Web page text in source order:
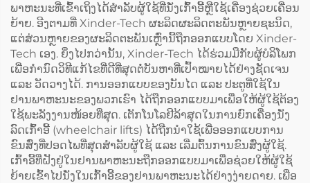
ພາຫະນະທີ່ເຂົ້າເຖິງໄດ້ສຳລັບຜູ້ໃຊ້ທີ່ນັ່ງເກົ້າອີ້ຫຼືໃຊ້ເຄື່ອງຊ່ວຍເຄື່ອນ
ຍ້າຍ. ອີງຕາມທີ່ Xinder-Tech ຜະລິດຜະລິດຕະພັນຫຼາຍຊະນິດ,
ແຕ່ສ່ວນຫຼາຍຂອງຜະລິດຕະພັນເຫຼົ່ານີ້ຖືກອອກແບບໂດຍ Xinder-
Tech ເອງ. ຍິ່ງໄປກວ່ານັ້ນ, Xinder-Tech ໄດ້ຮ່ວມມືກັບຜູ້ບໍລິໂພກ
ເພື່ອກຳນົດວິທີແກ້ໄຂທີ່ດີທີ່ສຸດຕໍ່ບັນຫາທີ່ເປົ້າໝາຍໄດ້ຢ່າງຊັດເຈນ
ແລະ ວັດວາງໄດ້. ການອອກແບບຂອງບັນໄດ ແລະ ປະຕູທີ່ໃຊ້ໃນ
ຢານພາຫະນະຂອງພວກເຮົາ ໄດ້ຖືກອອກແບບມາເພື່ອໃຫ້ຜູ້ໃຊ້ຕ້ອງ
ໃຊ້ພະລັງງານໜ້ອຍທີ່ສຸດ. ເຕັກໂນໂລຢີລ້າສຸດໃນການຍົກເຄື່ອງນັ່ງ
ລົດເກົ້າອີ້ (wheelchair lifts) ໄດ້ຖືກນຳໃຊ້ເພື່ອອອກແບບການ
ຂົນສົ່ງທີ່ປອດໄພທີ່ສຸດສຳລັບຜູ້ໃຊ້ ແລະ ເລີ່ມຕົ້ນການຂົນສົ່ງຜູ້ໃຊ້.
ເກົ້າອີ້ທີ່ຝັງຢູ່ໃນຢານພາຫະນະຖືກອອກແບບມາເພື່ອຊ່ວຍໃຫ້ຜູ້ໃຊ້
ຍ້າຍເຂົ້າໄປນັ່ງໃນເກົ້າອີ້ຂອງຢານພາຫະນະໄດ້ຢ່າງງ່າຍດາຍ. ເພື່ອ